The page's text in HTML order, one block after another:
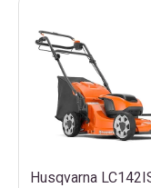
Husqvarna